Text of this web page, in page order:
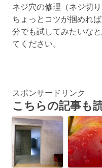
ネジ穴の修理（ネジ切
ちょっとコツが掴めれ
分でも試してみたいな
てください。
スポンサードリンク
こちらの記事も